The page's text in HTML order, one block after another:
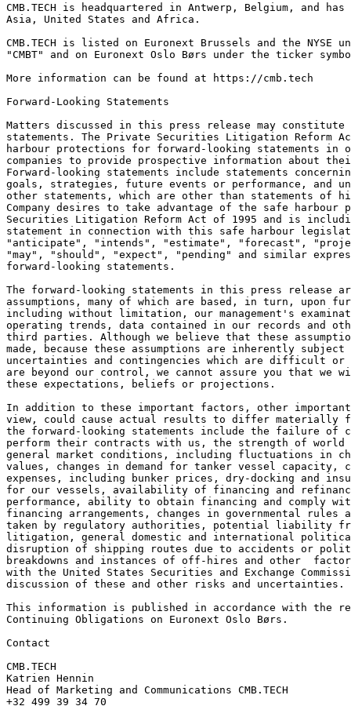
CMB.TECH is headquartered in Antwerp, Belgium, and
Asia, United States and Africa.
CMB.TECH is listed on Euronext Brussels and the NYSE
"CMBT" and on Euronext Oslo Børs under the ticker
More information can be found at https://cmb.tech
Forward-Looking Statements
Matters discussed in this press release may constitute
statements. The Private Securities Litigation Reform
harbour protections for forward-looking statements in
companies to provide prospective information about
Forward-looking statements include statements
goals, strategies, future events or performance, and
other statements, which are other than statements of
Company desires to take advantage of the safe
Securities Litigation Reform Act of 1995 and is
statement in connection with this safe harbour
"anticipate", "intends", "estimate", "forecast",
"may", "should", "expect", "pending" and similar
forward-looking statements.
The forward-looking statements in this press release
assumptions, many of which are based, in turn, upon
including without limitation, our management's
operating trends, data contained in our records and
third parties. Although we believe that these
made, because these assumptions are inherently
uncertainties and contingencies which are difficult or
are beyond our control, we cannot assure you that we
these expectations, beliefs or projections.
In addition to these important factors, other
view, could cause actual results to differ materially
the forward-looking statements include the failure of
perform their contracts with us, the strength of world
general market conditions, including fluctuations in
values, changes in demand for tanker vessel capacity,
expenses, including bunker prices, dry-docking and
for our vessels, availability of financing and
performance, ability to obtain financing and comply
financing arrangements, changes in governmental
taken by regulatory authorities, potential liability
litigation, general domestic and international
disruption of shipping routes due to accidents or
breakdowns and instances of off-hires and other
with the United States Securities and Exchange
discussion of these and other risks and uncertainties.
This information is published in accordance with the
Continuing Obligations on Euronext Oslo Børs.
Contact
CMB.TECH
Katrien Hennin
Head of Marketing and Communications CMB.TECH
+32 499 39 34 70